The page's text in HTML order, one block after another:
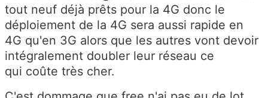
tout neuf déjà prêts pour la 4G donc le
déploiement de la 4G sera aussi rapide en
4G qu'en 3G alors que les autres vont devoir
intégralement doubler leur réseau ce
qui coûte très cher.